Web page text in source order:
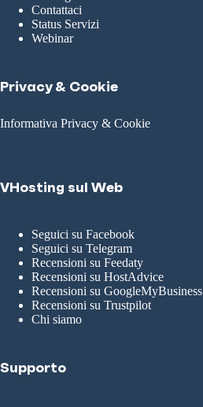
Contattaci
Status Servizi
Webinar
Privacy & Cookie
Informativa Privacy & Cookie
VHosting sul Web
Seguici su Facebook
Seguici su Telegram
Recensioni su Feedaty
Recensioni su HostAdvice
Recensioni su GoogleMyBusiness
Recensioni su Trustpilot
Chi siamo
Supporto